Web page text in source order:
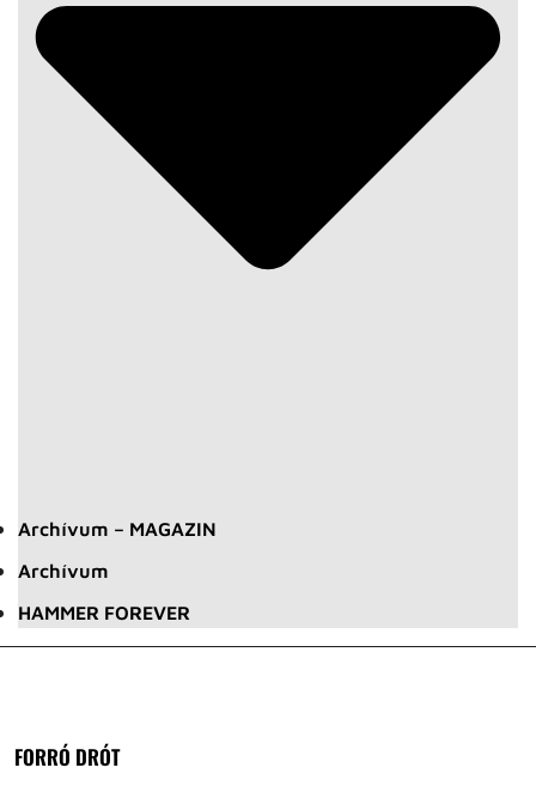
Archívum – MAGAZIN
Archívum
HAMMER FOREVER
FORRÓ DRÓT